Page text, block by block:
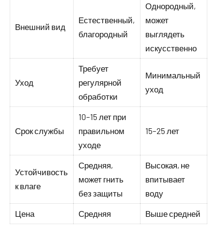
Внешний вид
Естественный,
благородный
Однородный,
может
выглядеть
искусственно
Уход
Требует
регулярной
обработки
Минимальный
уход
Срок службы
10–15 лет при
правильном
уходе
15–25 лет
Устойчивость
к влаге
Средняя,
может гнить
без защиты
Высокая, не
впитывает
воду
Цена Средняя Выше средней